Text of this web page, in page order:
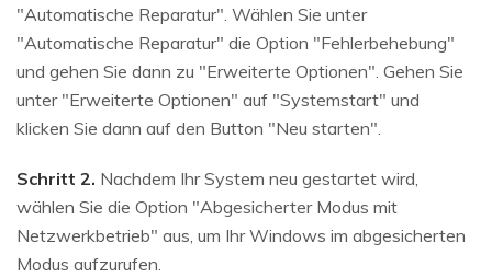
"Automatische Reparatur". Wählen Sie unter
"Automatische Reparatur" die Option "Fehlerbehebung"
und gehen Sie dann zu "Erweiterte Optionen". Gehen Sie
unter "Erweiterte Optionen" auf "Systemstart" und
klicken Sie dann auf den Button "Neu starten".
Schritt 2. Nachdem Ihr System neu gestartet wird,
wählen Sie die Option "Abgesicherter Modus mit
Netzwerkbetrieb" aus, um Ihr Windows im abgesicherten
Modus aufzurufen.